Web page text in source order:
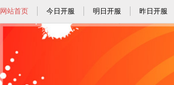
网站首页 今日开服 明日开服 昨日开服